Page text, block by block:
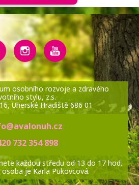
osobního rozvoje a zdravého
stylu, z.s.
Uherské Hradiště 686 01
732 354 898
každou středu od 13 do 17 hod.
je Karla Pukovcová.